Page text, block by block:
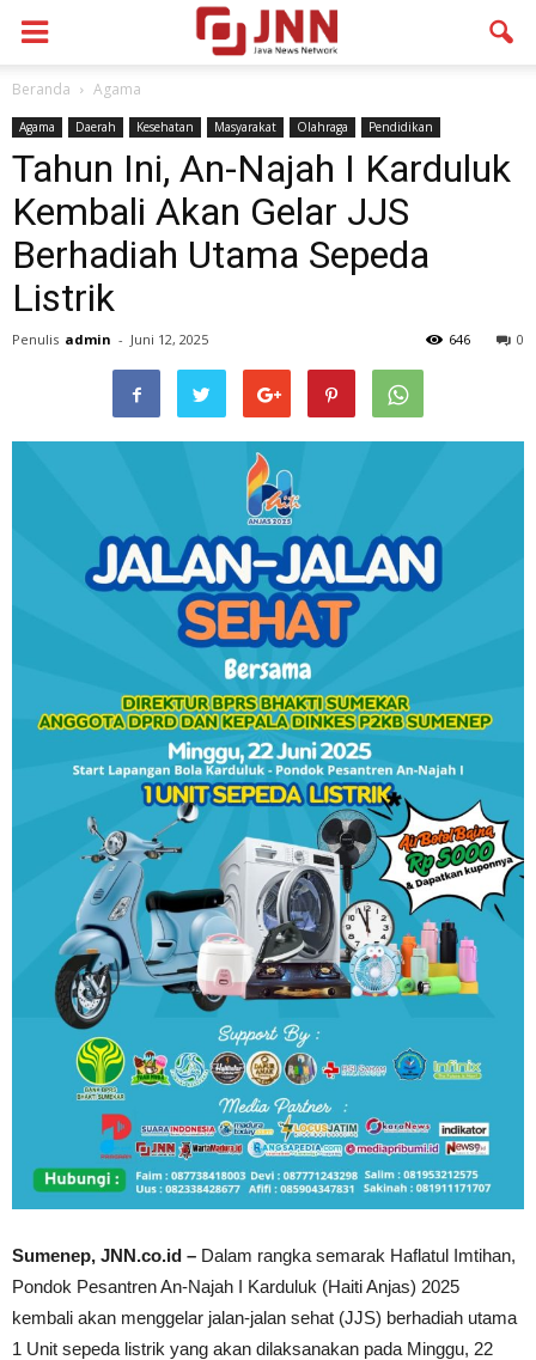
Beranda Agama
Agama Daerah Kesehatan Masyarakat Olahraga Pendidikan
Tahun Ini, An-Najah I Karduluk
Kembali Akan Gelar JJS
Berhadiah Utama Sepeda
Listrik
Penulis admin - Juni 12, 2025 0
646
Sumenep, JNN.co.id – Dalam rangka semarak Haflatul Imtihan,
Pondok Pesantren An-Najah I Karduluk (Haiti Anjas) 2025
kembali akan menggelar jalan-jalan sehat (JJS) berhadiah utama
1 Unit sepeda listrik yang akan dilaksanakan pada Minggu, 22